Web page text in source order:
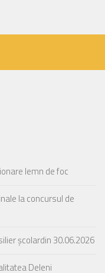
lemn de foc
la concursul de
școlardin 30.06.2026
Deleni